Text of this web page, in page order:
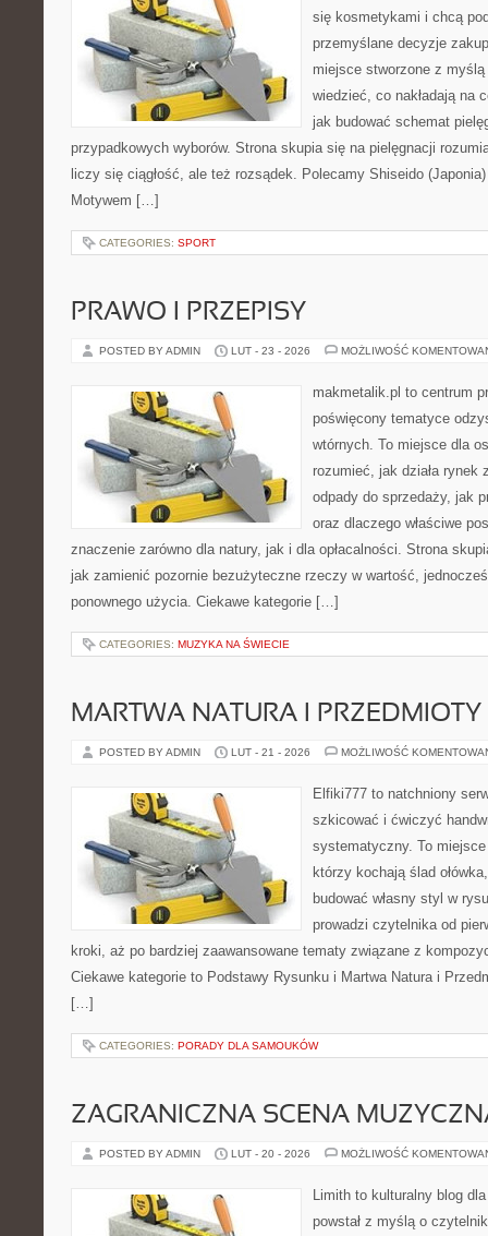
się kosmetykami i chcą
przemyślane decyzje
miejsce stworzone z
wiedzieć, co nakładają na
jak budować schemat
przypadkowych wyborów. Strona skupia się na pielęgnacji
liczy się ciągłość, ale też rozsądek. Polecamy Shiseido
Motywem […]
CATEGORIES: SPORT
PRAWO I PRZEPISY
POSTED BY ADMIN LUT - 23 - 2026 MOŻLIWOŚĆ
makmetalik.pl to centrum
poświęcony tematyce
wtórnych. To miejsce dla
rozumieć, jak działa rynek
odpady do sprzedaży, jak
oraz dlaczego właściwe
znaczenie zarówno dla natury, jak i dla opłacalności. Strona
jak zamienić pozornie bezużyteczne rzeczy w wartość,
ponownego użycia. Ciekawe kategorie […]
CATEGORIES: MUZYKA NA ŚWIECIE
MARTWA NATURA I PRZEDMIOTY
POSTED BY ADMIN LUT - 21 - 2026 MOŻLIWOŚĆ
Elfiki777 to natchniony
szkicować i ćwiczyć
systematyczny. To
którzy kochają ślad
budować własny styl w
prowadzi czytelnika od
kroki, aż po bardziej zaawansowane tematy związane z
Ciekawe kategorie to Podstawy Rysunku i Martwa Natura i
[…]
CATEGORIES: PORADY DLA SAMOUKÓW
ZAGRANICZNA SCENA
POSTED BY ADMIN LUT - 20 - 2026 MOŻLIWOŚĆ
Limith to kulturalny blog
powstał z myślą o